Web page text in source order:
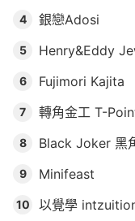
4 銀戀Adosi
5 Henry&Eddy
6 Fujimori Kajita
7 轉角金工 T-
8 Black Joker 黑
9 Minifeast
10 以覺學